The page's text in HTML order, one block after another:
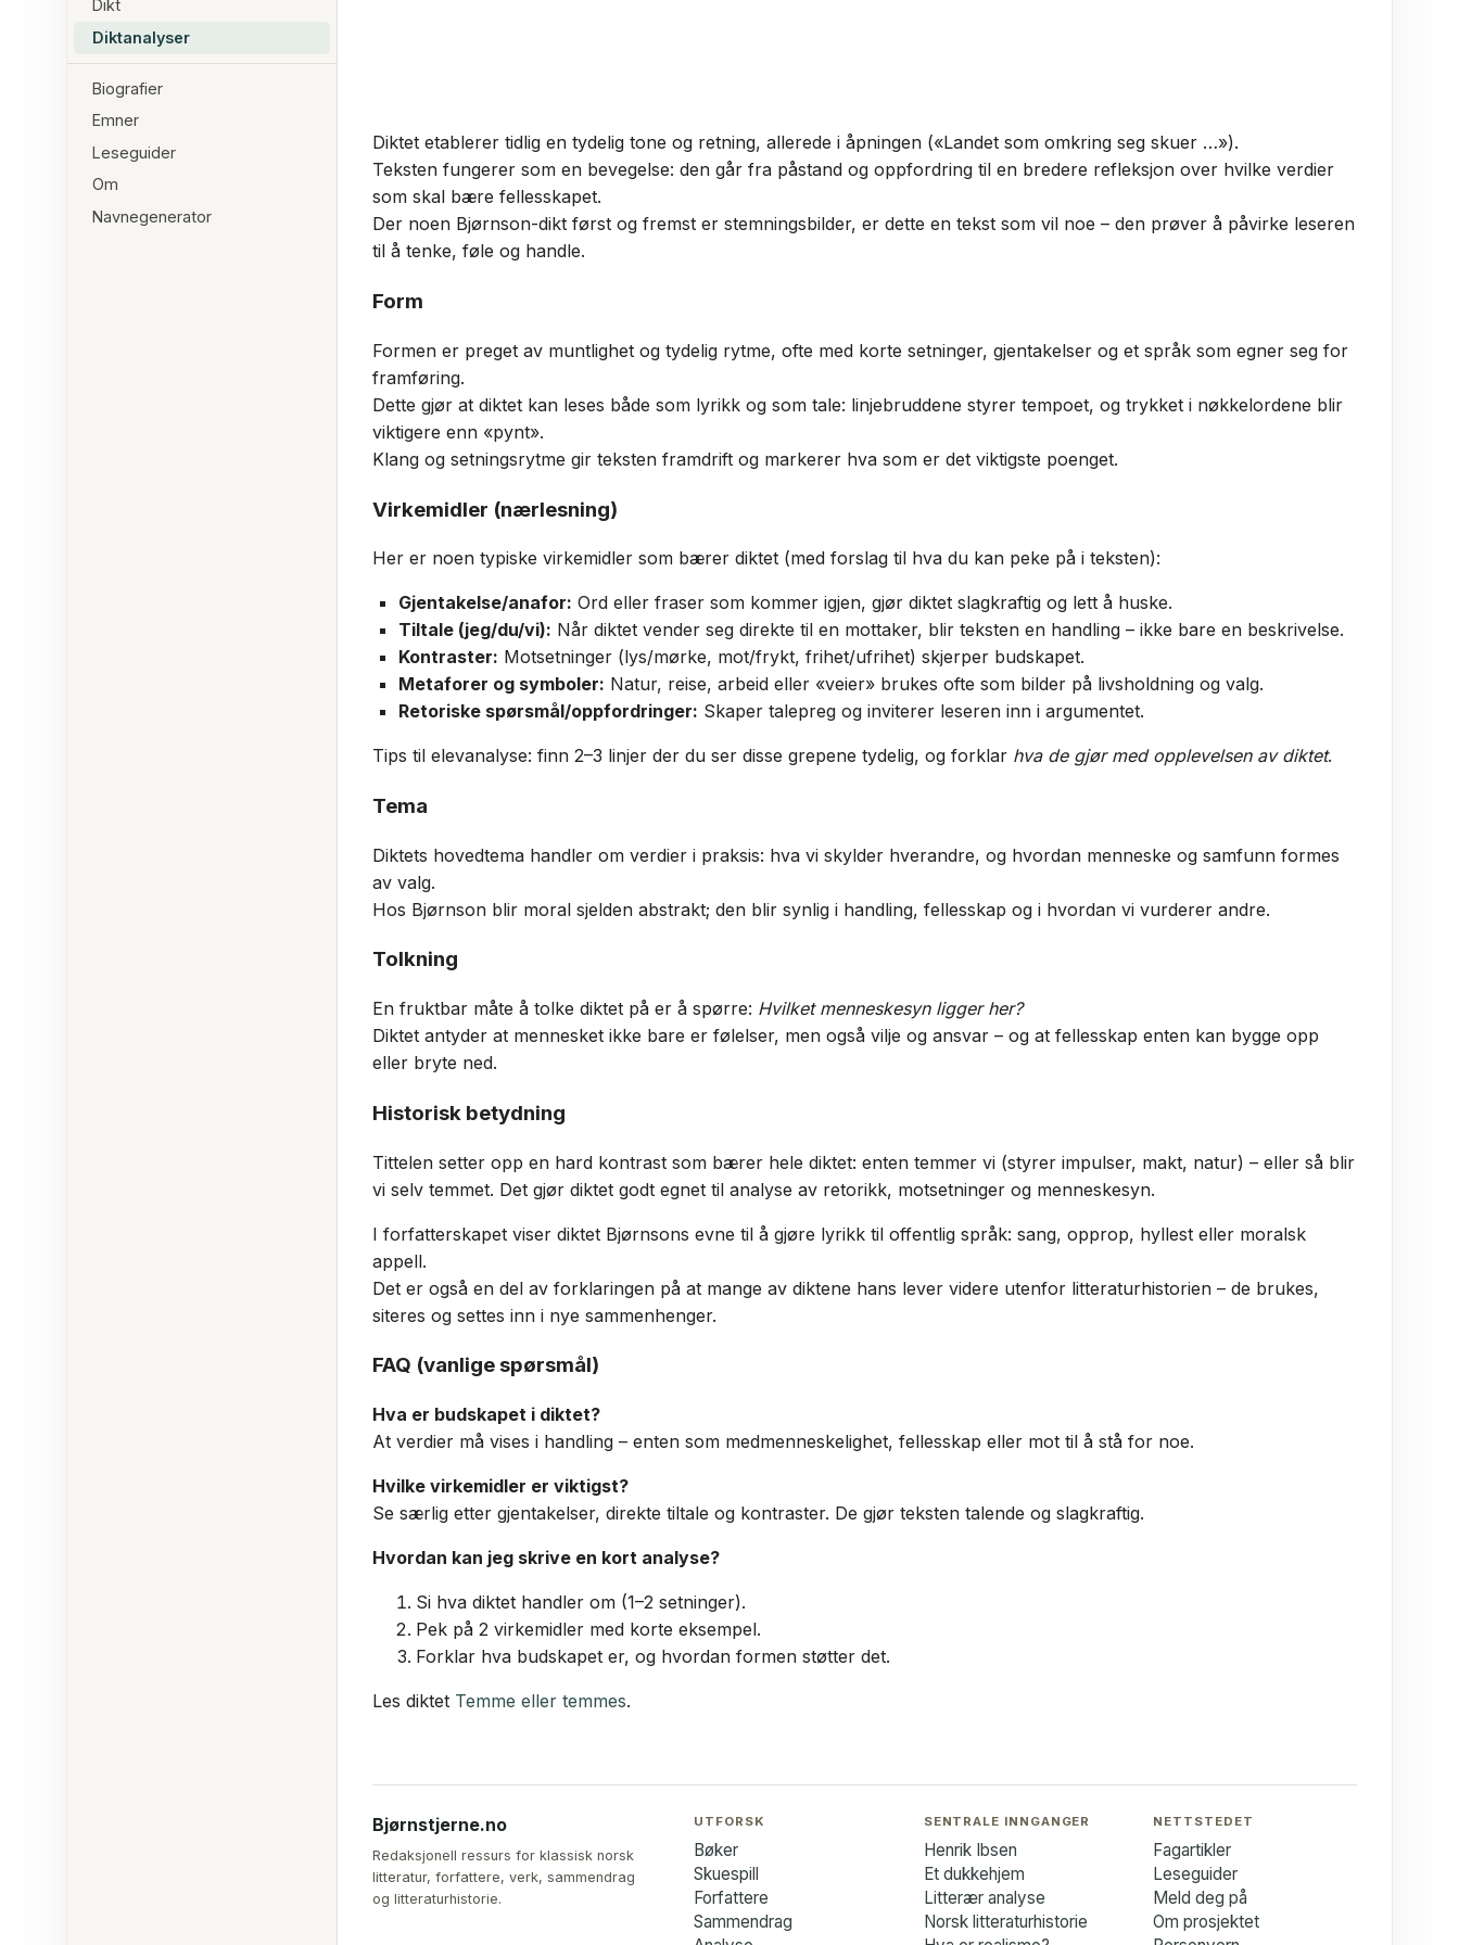
Dikt
Diktanalyser
Biografier
Emner
Leseguider
Om
Navnegenerator
Diktet etablerer tidlig en tydelig tone og retning, allerede i åpningen («Landet som omkring seg skuer …»).
Teksten fungerer som en bevegelse: den går fra påstand og oppfordring til en bredere refleksjon over hvilke verdier
som skal bære fellesskapet.
Der noen Bjørnson-dikt først og fremst er stemningsbilder, er dette en tekst som vil noe – den prøver å påvirke leseren
til å tenke, føle og handle.
Form
Formen er preget av muntlighet og tydelig rytme, ofte med korte setninger, gjentakelser og et språk som egner seg for
framføring.
Dette gjør at diktet kan leses både som lyrikk og som tale: linjebruddene styrer tempoet, og trykket i nøkkelordene blir
viktigere enn «pynt».
Klang og setningsrytme gir teksten framdrift og markerer hva som er det viktigste poenget.
Virkemidler (nærlesning)
Her er noen typiske virkemidler som bærer diktet (med forslag til hva du kan peke på i teksten):
Gjentakelse/anafor: Ord eller fraser som kommer igjen, gjør diktet slagkraftig og lett å huske.
Tiltale (jeg/du/vi): Når diktet vender seg direkte til en mottaker, blir teksten en handling – ikke bare en beskrivelse.
Kontraster: Motsetninger (lys/mørke, mot/frykt, frihet/ufrihet) skjerper budskapet.
Metaforer og symboler: Natur, reise, arbeid eller «veier» brukes ofte som bilder på livsholdning og valg.
Retoriske spørsmål/oppfordringer: Skaper talepreg og inviterer leseren inn i argumentet.
Tips til elevanalyse: finn 2–3 linjer der du ser disse grepene tydelig, og forklar hva de gjør med opplevelsen av diktet.
Tema
Diktets hovedtema handler om verdier i praksis: hva vi skylder hverandre, og hvordan menneske og samfunn formes
av valg.
Hos Bjørnson blir moral sjelden abstrakt; den blir synlig i handling, fellesskap og i hvordan vi vurderer andre.
Tolkning
En fruktbar måte å tolke diktet på er å spørre: Hvilket menneskesyn ligger her?
Diktet antyder at mennesket ikke bare er følelser, men også vilje og ansvar – og at fellesskap enten kan bygge opp
eller bryte ned.
Historisk betydning
Tittelen setter opp en hard kontrast som bærer hele diktet: enten temmer vi (styrer impulser, makt, natur) – eller så blir
vi selv temmet. Det gjør diktet godt egnet til analyse av retorikk, motsetninger og menneskesyn.
I forfatterskapet viser diktet Bjørnsons evne til å gjøre lyrikk til offentlig språk: sang, opprop, hyllest eller moralsk
appell.
Det er også en del av forklaringen på at mange av diktene hans lever videre utenfor litteraturhistorien – de brukes,
siteres og settes inn i nye sammenhenger.
FAQ (vanlige spørsmål)
Hva er budskapet i diktet?
At verdier må vises i handling – enten som medmenneskelighet, fellesskap eller mot til å stå for noe.
Hvilke virkemidler er viktigst?
Se særlig etter gjentakelser, direkte tiltale og kontraster. De gjør teksten talende og slagkraftig.
Hvordan kan jeg skrive en kort analyse?
Si hva diktet handler om (1–2 setninger).
Pek på 2 virkemidler med korte eksempel.
Forklar hva budskapet er, og hvordan formen støtter det.
Les diktet Temme eller temmes.
Bjørnstjerne.no
Redaksjonell ressurs for klassisk norsk
litteratur, forfattere, verk, sammendrag
og litteraturhistorie.
UTFORSK
Bøker
Skuespill
Forfattere
Sammendrag
SENTRALE INNGANGER
Henrik Ibsen
Et dukkehjem
Litterær analyse
Norsk litteraturhistorie
NETTSTEDET
Fagartikler
Leseguider
Meld deg på
Om prosjektet